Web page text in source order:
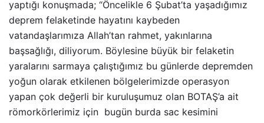
yaptığı konuşmada; “Öncelikle 6 Şubat’ta yaşadığımız
deprem felaketinde hayatını kaybeden
vatandaşlarımıza Allah’tan rahmet, yakınlarına
başsağlığı, diliyorum. Böylesine büyük bir felaketin
yaralarını sarmaya çalıştığımız bu günlerde depremden
yoğun olarak etkilenen bölgelerimizde operasyon
yapan çok değerli bir kuruluşumuz olan BOTAŞ’a ait
römorkörlerimiz için bugün burda sac kesimini